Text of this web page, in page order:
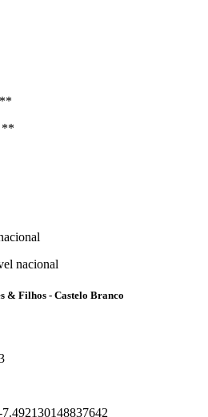
**
nacional
& Filhos - Castelo Branco